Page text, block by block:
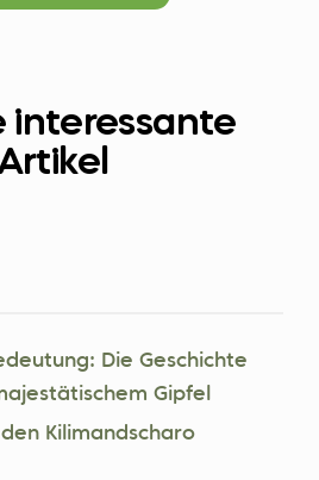
interessante
Die Geschichte
Gipfel
Kilimandscharo